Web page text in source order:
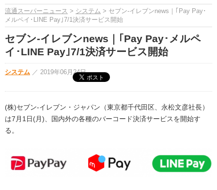
流通スーパーニュース > システム > セブン‐イレブンnews｜｢Pay Pay･
メルペイ･LINE Pay｣7/1決済サービス開始
セブン‐イレブンnews｜｢Pay Pay･メルペ
イ･LINE Pay｣7/1決済サービス開始
システム ／ 2019年06月24日
(株)セブン‐イレブン・ジャパン（東京都千代田区、永松文彦社長）
は7月1日(月)、国内外の各種のバーコード決済サービスを開始す
る。